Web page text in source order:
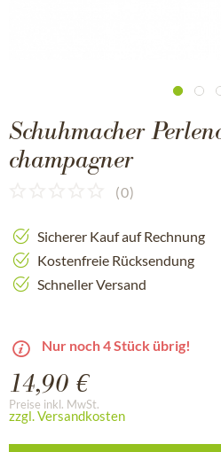
Schuhmacher
champagner
(0)
Sicherer Kauf auf Rechnung
Kostenfreie Rücksendung
Schneller Versand
Nur noch 4 Stück übrig!
14,90 €
Preise inkl. MwSt.
zzgl. Versandkosten